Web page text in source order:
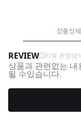
상품상세